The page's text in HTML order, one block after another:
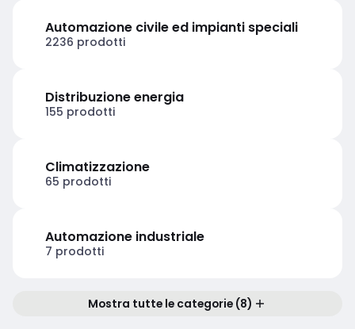
Automazione civile ed impianti speciali
2236 prodotti
Distribuzione energia
155 prodotti
Climatizzazione
65 prodotti
Automazione industriale
7 prodotti
Mostra tutte le categorie (8)